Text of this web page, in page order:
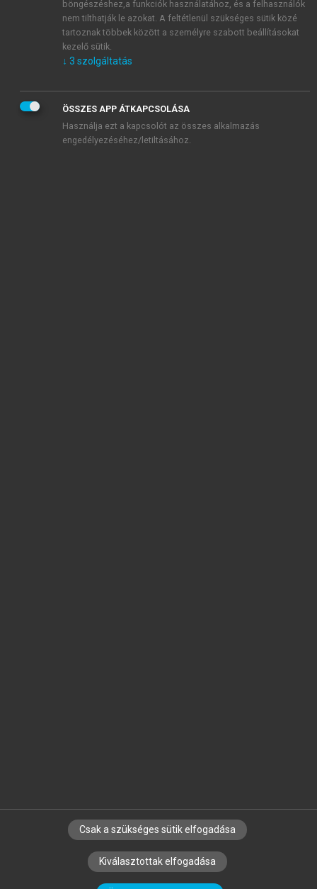
Általános vásárlási feltételeket, valamint a szotar.netés a
mersz.huoldalak licencszerződéseiben foglaltakat
tudomásul veszem és elfogadom.
KIPRÓBÁLOM
SZERZŐKNEK CÉGEKNEK KÖNYVTÁROSOKNAK
SZERKESZTÉSI ÉS LEKTORÁLÁSI ALAPELVEK
böngészéshez,a funkciók használatához, és a felhasználók
nem tilthatják le azokat. A feltétlenül szükséges sütik közé
tartoznak többek között a személyre szabott beállításokat
kezelő sütik.
↓ 3 szolgáltatás
ÖSSZES APP ÁTKAPCSOLÁSA
Használja ezt a kapcsolót az összes alkalmazás
engedélyezéséhez/letiltásához.
Csak a szükséges sütik elfogadása
Kiválasztottak elfogadása